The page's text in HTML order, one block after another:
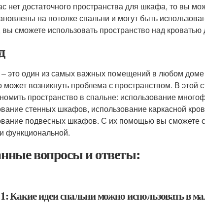
нет достаточного пространства для шкафа, то вы
на потолке спальни и могут быть
сможете использовать пространство над
это один из самых важных помещений в любом
может возникнуть проблема с пространством. В
пространство в спальне: использование
стенных шкафов, использование каркасной
подвесных шкафов. С их помощью вы сможете
функциональной.
вопросы и ответы:
Какие идеи спальни можно использовать в